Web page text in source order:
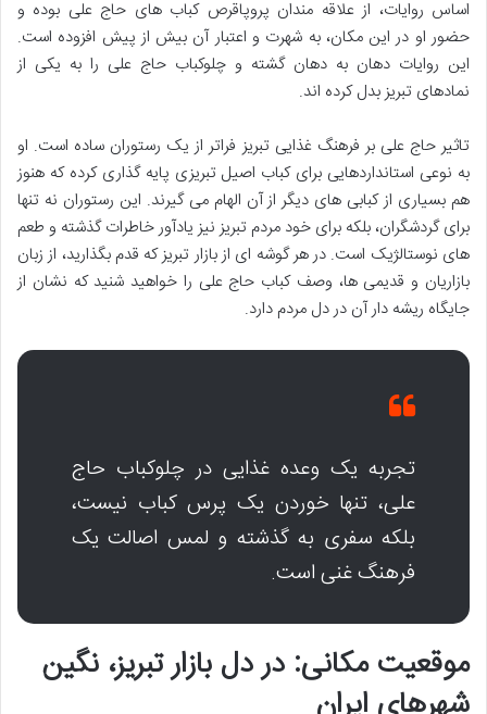
اساس روایات، از علاقه مندان پروپاقرص کباب های حاج علی بوده و
حضور او در این مکان، به شهرت و اعتبار آن بیش از پیش افزوده است.
این روایات دهان به دهان گشته و چلوکباب حاج علی را به یکی از
نمادهای تبریز بدل کرده اند.
تاثیر حاج علی بر فرهنگ غذایی تبریز فراتر از یک رستوران ساده است. او
به نوعی استانداردهایی برای کباب اصیل تبریزی پایه گذاری کرده که هنوز
هم بسیاری از کبابی های دیگر از آن الهام می گیرند. این رستوران نه تنها
برای گردشگران، بلکه برای خود مردم تبریز نیز یادآور خاطرات گذشته و طعم
های نوستالژیک است. در هر گوشه ای از بازار تبریز که قدم بگذارید، از زبان
بازاریان و قدیمی ها، وصف کباب حاج علی را خواهید شنید که نشان از
جایگاه ریشه دار آن در دل مردم دارد.
تجربه یک وعده غذایی در چلوکباب حاج
علی، تنها خوردن یک پرس کباب نیست،
بلکه سفری به گذشته و لمس اصالت یک
فرهنگ غنی است.
موقعیت مکانی: در دل بازار تبریز، نگین